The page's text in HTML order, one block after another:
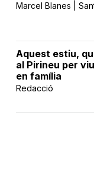
Marcel Blanes |
Aquest estiu,
al Pirineu per
en família
Redacció